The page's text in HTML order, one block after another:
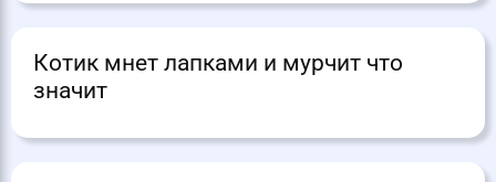
Котик мнет лапками и мурчит что
значит